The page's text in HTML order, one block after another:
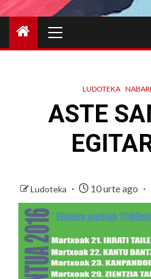
Menu
LUDOTEKA
ASTE
Ludoteka 10 urte ago